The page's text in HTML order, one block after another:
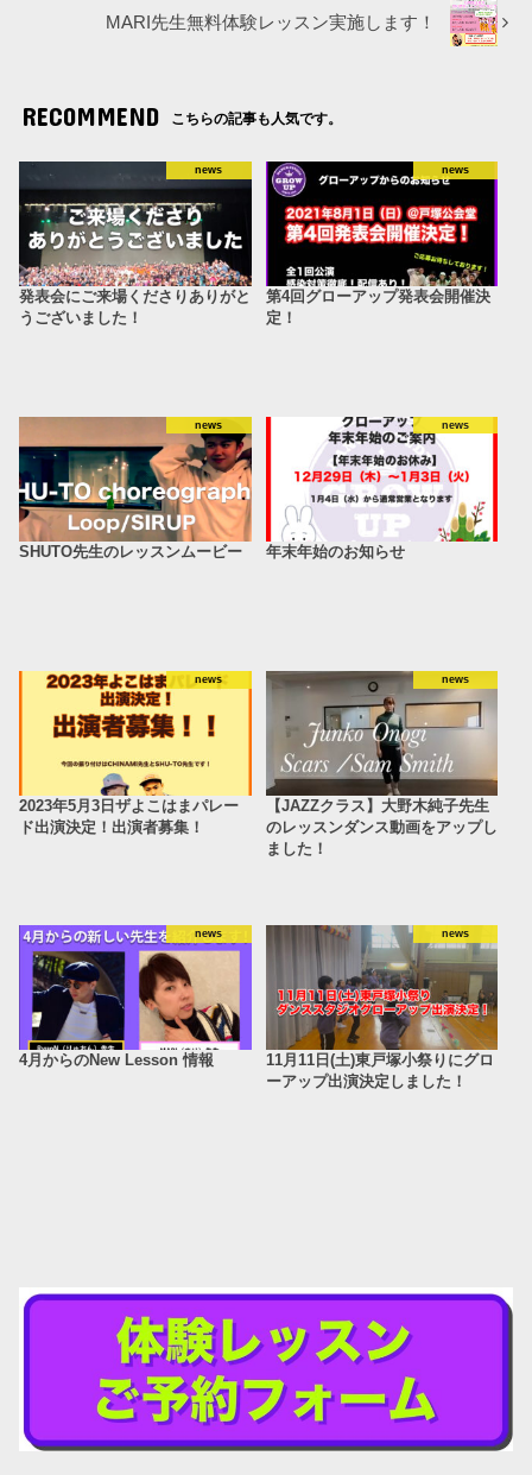
MARI先生無料体験レッスン実施します！
RECOMMEND こちらの記事も人気です。
news
発表会にご来場くださりありがと
うございました！
news
第4回グローアップ発表会開催決
定！
news
SHUTO先生のレッスンムービー
news
年末年始のお知らせ
news
2023年5月3日ザよこはまパレー
ド出演決定！出演者募集！
news
【JAZZクラス】大野木純子先生
のレッスンダンス動画をアップし
ました！
news
4月からのNew Lesson 情報
news
11月11日(土)東戸塚小祭りにグロ
ーアップ出演決定しました！